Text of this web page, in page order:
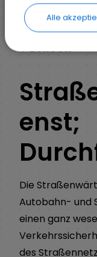
ZURÜCK
enst;
Die
Autobahn- und
einen ganz
des
Alle